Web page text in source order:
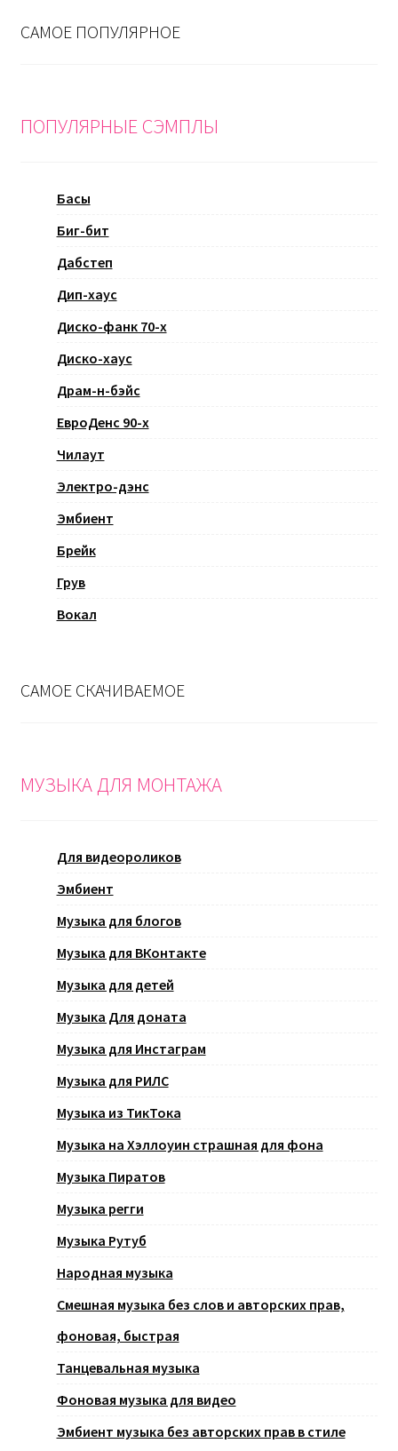
САМОЕ ПОПУЛЯРНОЕ
ПОПУЛЯРНЫЕ СЭМПЛЫ
Басы
Биг-бит
Дабстеп
Дип-хаус
Диско-фанк 70-х
Диско-хаус
Драм-н-бэйс
ЕвроДенс 90-х
Чилаут
Электро-дэнс
Эмбиент
Брейк
Грув
Вокал
САМОЕ СКАЧИВАЕМОЕ
МУЗЫКА ДЛЯ МОНТАЖА
Для видеороликов
Эмбиент
Музыка для блогов
Музыка для ВКонтакте
Музыка для детей
Музыка Для доната
Музыка для Инстаграм
Музыка для РИЛС
Музыка из ТикТока
Музыка на Хэллоуин страшная для фона
Музыка Пиратов
Музыка регги
Музыка Рутуб
Народная музыка
Смешная музыка без слов и авторских прав,
фоновая, быстрая
Танцевальная музыка
Фоновая музыка для видео
Эмбиент музыка без авторских прав в стиле